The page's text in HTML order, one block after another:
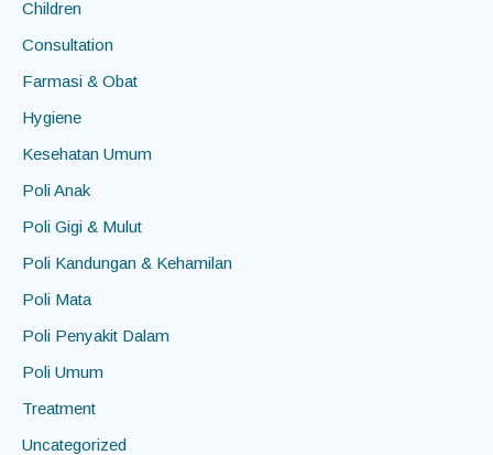
Children
Consultation
Farmasi & Obat
Hygiene
Kesehatan Umum
Poli Anak
Poli Gigi & Mulut
Poli Kandungan & Kehamilan
Poli Mata
Poli Penyakit Dalam
Poli Umum
Treatment
Uncategorized